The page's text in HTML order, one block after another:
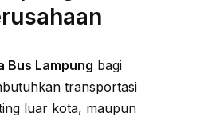
Bus Lampung bagi
transportasi
luar kota, maupun